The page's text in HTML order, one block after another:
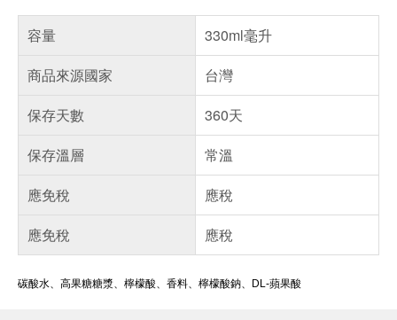
容量
330ml毫升
商品來源國家
台灣
保存天數
360天
保存溫層
常溫
應免稅
應稅
應免稅
應稅
碳酸水、高果糖糖漿、檸檬酸、香料、檸檬酸鈉、DL-蘋果酸